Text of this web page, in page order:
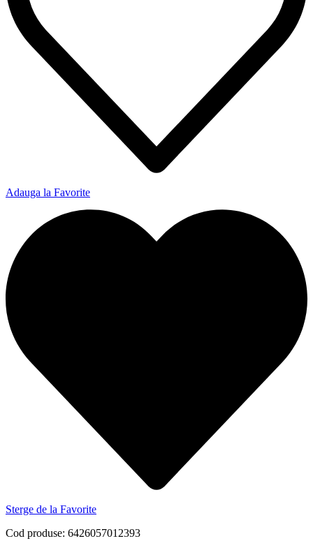
Adauga la Favorite
Sterge de la Favorite
Cod produse: 6426057012393